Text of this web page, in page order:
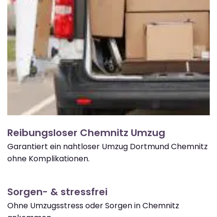
Reibungsloser Chemnitz Umzug
Garantiert ein nahtloser Umzug Dortmund Chemnitz
ohne Komplikationen.
Sorgen- & stressfrei
Ohne Umzugsstress oder Sorgen in Chemnitz